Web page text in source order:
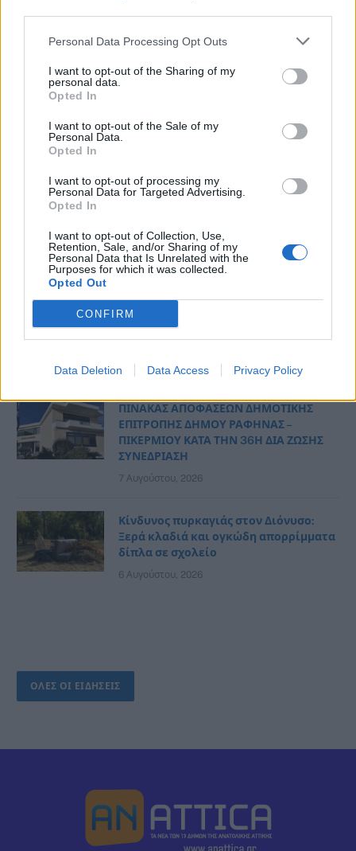
Personal Data Processing Opt Outs
I want to opt-out of the Sharing of my
personal data.
Opted In
I want to opt-out of the Sale of my
Personal Data.
Opted In
I want to opt-out of processing my
Personal Data for Targeted Advertising.
Opted In
I want to opt-out of Collection, Use,
Retention, Sale, and/or Sharing of my
Personal Data that Is Unrelated with the
Purposes for which it was collected.
Opted Out
CONFIRM
Data Deletion Data Access Privacy Policy
και τον Μανόλη Ανδρουλιδάκη στον
Η ενημέρωση του Δήμου Σπάτων
Αρτέμιδος… με ένα κλικ!
7 Αυγούστου, 2026
Το Φεστιβάλ Μπύρας έρχεται στη
Βάρκιζα και προσκαλεί την τοπική
κοινωνία να γίνει μέρος ενός νέου
θεσμού «Cheers to Beers»
7 Αυγούστου, 2026
ΠΙΝΑΚΑΣ ΑΠΟΦΑΣΕΩΝ ΔΗΜΟΤΙΚΗΣ
ΕΠΙΤΡΟΠΗΣ ΔΗΜΟΥ ΡΑΦΗΝΑΣ –
ΠΙΚΕΡΜΙΟΥ ΚΑΤΑ ΤΗΝ 36Η ΔΙΑ ΖΩΣΗΣ
ΣΥΝΕΔΡΙΑΣΗ
7 Αυγούστου, 2026
Κίνδυνος πυρκαγιάς στον Διόνυσο:
Ξερά κλαδιά και ογκώδη απορρίμματα
δίπλα σε σχολείο
6 Αυγούστου, 2026
ΟΛΕΣ ΟΙ ΕΙΔΗΣΕΙΣ